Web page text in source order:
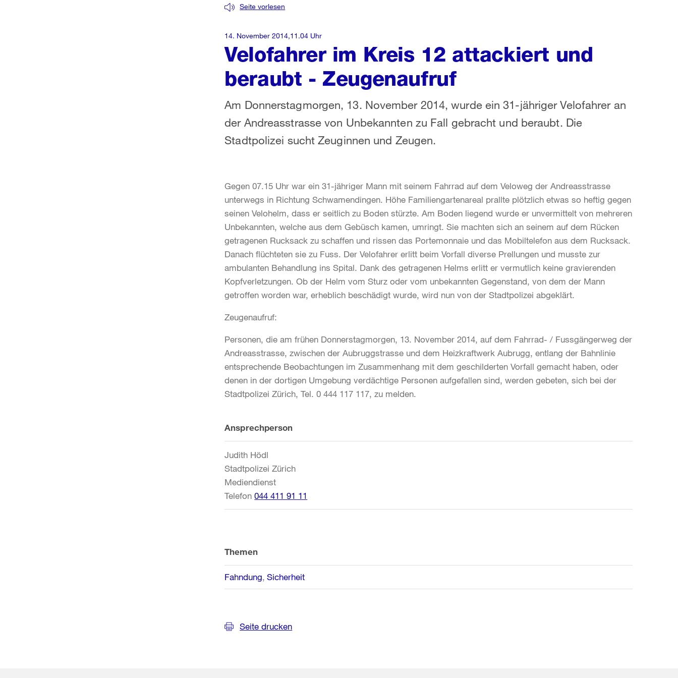
Velofahrer im Kreis 12 attackiert und
beraubt - Zeugenaufruf
Seite vorlesen
Am Donnerstagmorgen, 13. November 2014, wurde ein 31-jähriger Velofahrer an
der Andreasstrasse von Unbekannten zu Fall gebracht und beraubt. Die
Stadtpolizei sucht Zeuginnen und Zeugen.
14. November 2014,11.04 Uhr
Gegen 07.15 Uhr war ein 31-jähriger Mann mit seinem Fahrrad auf dem Veloweg der Andreasstrasse
unterwegs in Richtung Schwamendingen. Höhe Familiengartenareal prallte plötzlich etwas so heftig gegen
seinen Velohelm, dass er seitlich zu Boden stürzte. Am Boden liegend wurde er unvermittelt von mehreren
Unbekannten, welche aus dem Gebüsch kamen, umringt. Sie machten sich an seinem auf dem Rücken
getragenen Rucksack zu schaffen und rissen das Portemonnaie und das Mobiltelefon aus dem Rucksack.
Danach flüchteten sie zu Fuss. Der Velofahrer erlitt beim Vorfall diverse Prellungen und musste zur
ambulanten Behandlung ins Spital. Dank des getragenen Helms erlitt er vermutlich keine gravierenden
Kopfverletzungen. Ob der Helm vom Sturz oder vom unbekannten Gegenstand, von dem der Mann
getroffen worden war, erheblich beschädigt wurde, wird nun von der Stadtpolizei abgeklärt.
Zeugenaufruf:
Personen, die am frühen Donnerstagmorgen, 13. November 2014, auf dem Fahrrad- / Fussgängerweg der
Andreasstrasse, zwischen der Aubruggstrasse und dem Heizkraftwerk Aubrugg, entlang der Bahnlinie
entsprechende Beobachtungen im Zusammenhang mit dem geschilderten Vorfall gemacht haben, oder
denen in der dortigen Umgebung verdächtige Personen aufgefallen sind, werden gebeten, sich bei der
Stadtpolizei Zürich, Tel. 0 444 117 117, zu melden.
Weitere
Informationen
Ansprechperson
Judith Hödl
Stadtpolizei Zürich
Mediendienst
Telefon 044 411 91 11
Themen
Fahndung Sicherheit
Seite drucken